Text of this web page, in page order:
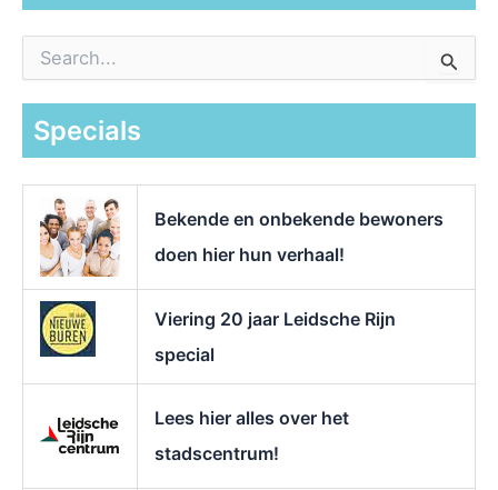
a
Specials
Bekende en onbekende bewoners
doen hier hun verhaal!
Viering 20 jaar Leidsche Rijn
special
Lees hier alles over het
stadscentrum!